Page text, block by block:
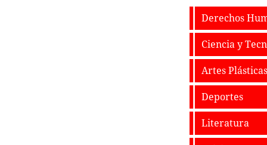
Derechos
Ciencia y
Artes Plásticas
Deportes
Literatura